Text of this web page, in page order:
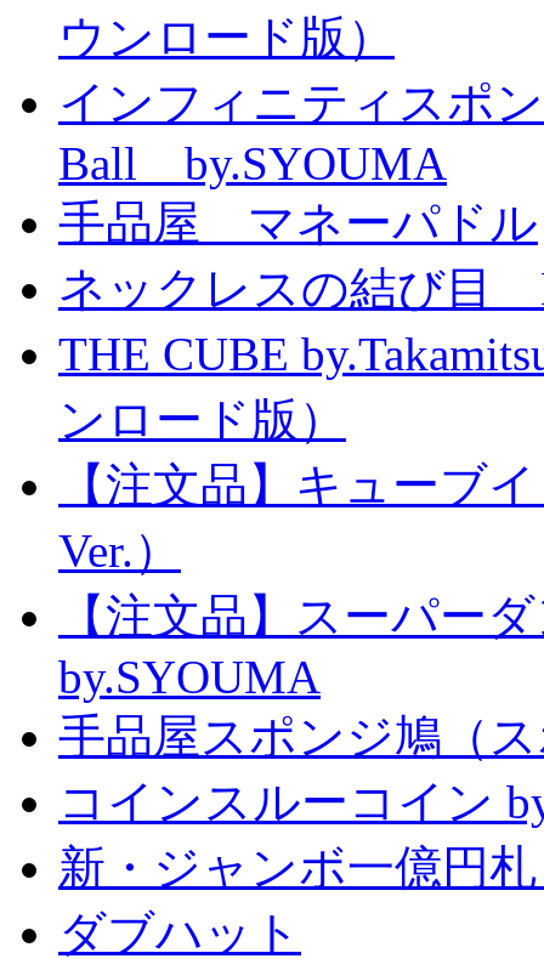
ウンロード版）
インフィニティスポ
Ball by.SYOUMA
手品屋 マネーパドル
ネックレスの結び目
THE CUBE
ンロード版）
【注文品】キューブ
Ver.）
【注文品】スーパ
by.SYOUMA
手品屋スポンジ鳩（
コインスルーコイン
新・ジャンボ一億円
ダブハット